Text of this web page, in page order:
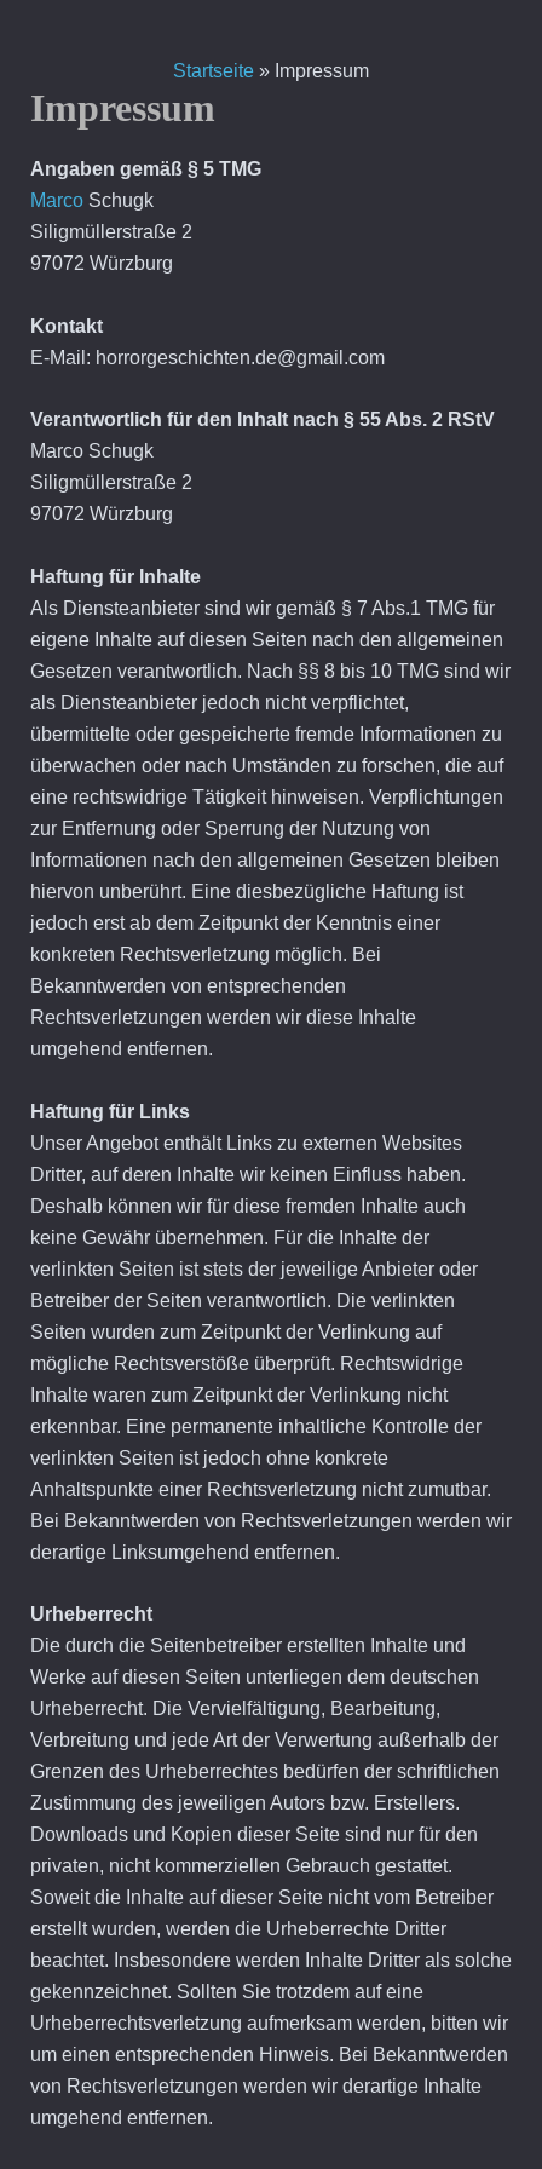
Startseite » Impressum
Impressum
Angaben gemäß § 5 TMG
MarcoSchugk
Siligmüllerstraße 2
97072 Würzburg
Kontakt
E-Mail: horrorgeschichten.de@gmail.com
Verantwortlich für den Inhalt nach § 55 Abs. 2 RStV
Marco Schugk
Siligmüllerstraße 2
97072 Würzburg
Haftung für Inhalte
Als Diensteanbieter sind wir gemäß § 7 Abs.1 TMG für
eigene Inhalte auf diesen Seiten nach den allgemeinen
Gesetzen verantwortlich. Nach §§ 8 bis 10 TMG sind wir
als Diensteanbieter jedoch nicht verpflichtet,
übermittelte oder gespeicherte fremde Informationen zu
überwachen oder nach Umständen zu forschen, die auf
eine rechtswidrige Tätigkeit hinweisen. Verpflichtungen
zur Entfernung oder Sperrung der Nutzung von
Informationen nach den allgemeinen Gesetzen bleiben
hiervon unberührt. Eine diesbezügliche Haftung ist
jedoch erst ab dem Zeitpunkt der Kenntnis einer
konkreten Rechtsverletzung möglich. Bei
Bekanntwerden von entsprechenden
Rechtsverletzungen werden wir diese Inhalte
umgehend entfernen.
Haftung für Links
Unser Angebot enthält Links zu externen Websites
Dritter, auf deren Inhalte wir keinen Einfluss haben.
Deshalb können wir für diese fremden Inhalte auch
keine Gewähr übernehmen. Für die Inhalte der
verlinkten Seiten ist stets der jeweilige Anbieter oder
Betreiber der Seiten verantwortlich. Die verlinkten
Seiten wurden zum Zeitpunkt der Verlinkung auf
mögliche Rechtsverstöße überprüft. Rechtswidrige
Inhalte waren zum Zeitpunkt der Verlinkung nicht
erkennbar. Eine permanente inhaltliche Kontrolle der
verlinkten Seiten ist jedoch ohne konkrete
Anhaltspunkte einer Rechtsverletzung nicht zumutbar.
Bei Bekanntwerden von Rechtsverletzungen werden wir
derartige Linksumgehend entfernen.
Urheberrecht
Die durch die Seitenbetreiber erstellten Inhalte und
Werke auf diesen Seiten unterliegen dem deutschen
Urheberrecht. Die Vervielfältigung, Bearbeitung,
Verbreitung und jede Art der Verwertung außerhalb der
Grenzen des Urheberrechtes bedürfen der schriftlichen
Zustimmung des jeweiligen Autors bzw. Erstellers.
Downloads und Kopien dieser Seite sind nur für den
privaten, nicht kommerziellen Gebrauch gestattet.
Soweit die Inhalte auf dieser Seite nicht vom Betreiber
erstellt wurden, werden die Urheberrechte Dritter
beachtet. Insbesondere werden Inhalte Dritter als solche
gekennzeichnet. Sollten Sie trotzdem auf eine
Urheberrechtsverletzung aufmerksam werden, bitten wir
um einen entsprechenden Hinweis. Bei Bekanntwerden
von Rechtsverletzungen werden wir derartige Inhalte
umgehend entfernen.